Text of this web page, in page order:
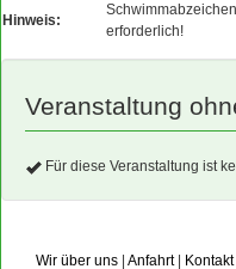
Hinweis:
erforderlich!
Veranstaltung
Für diese Veranstaltung ist
Wir über uns Anfahrt| Kontakt|